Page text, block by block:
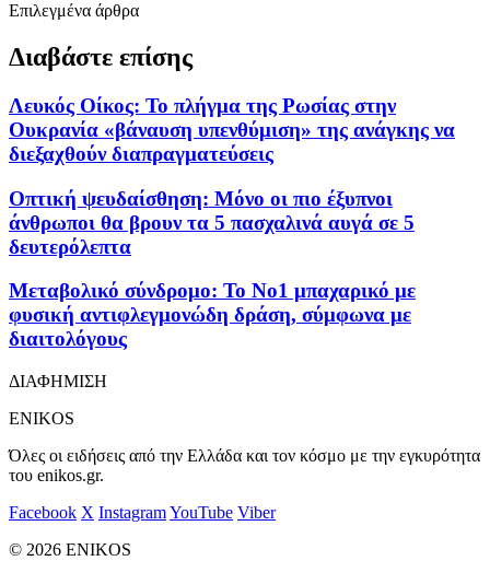
Επιλεγμένα άρθρα
Διαβάστε επίσης
Λευκός Οίκος: Το πλήγμα της Ρωσίας στην
Ουκρανία «βάναυση υπενθύμιση» της ανάγκης να
διεξαχθούν διαπραγματεύσεις
Οπτική ψευδαίσθηση: Μόνο οι πιο έξυπνοι
άνθρωποι θα βρουν τα 5 πασχαλινά αυγά σε 5
δευτερόλεπτα
Μεταβολικό σύνδρομο: Το Νο1 μπαχαρικό με
φυσική αντιφλεγμονώδη δράση, σύμφωνα με
διαιτολόγους
ΔΙΑΦΗΜΙΣΗ
ENIKOS
Όλες οι ειδήσεις από την Ελλάδα και τον κόσμο με την εγκυρότητα
του enikos.gr.
Facebook X InstagramYouTube Viber
© 2026 ENIKOS